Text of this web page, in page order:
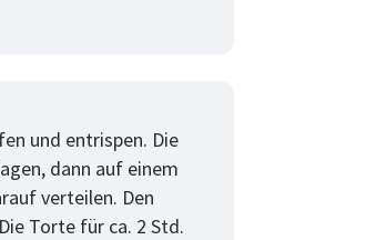
und entrispen. Die
dann auf einem
verteilen. Den
Torte für ca. 2 Std.